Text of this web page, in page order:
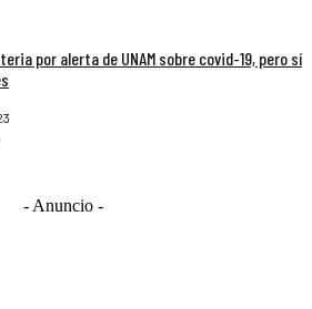
por alerta de UNAM sobre covid-19, pero sí
- Anuncio -